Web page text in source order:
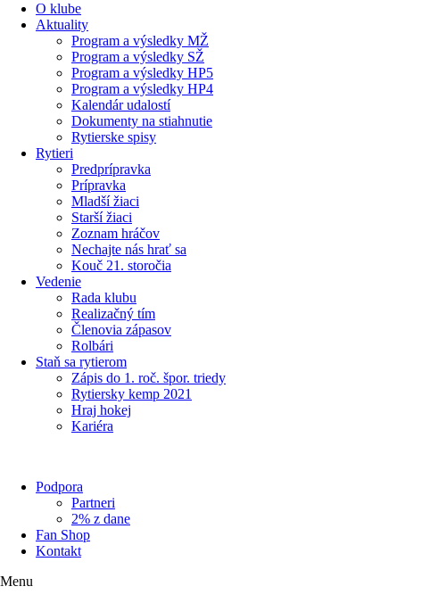
O klube
Aktuality
Program a výsledky MŽ
Program a výsledky SŽ
Program a výsledky HP5
Program a výsledky HP4
Kalendár udalostí
Dokumenty na stiahnutie
Rytierske spisy
Rytieri
Predprípravka
Prípravka
Mladší žiaci
Starší žiaci
Zoznam hráčov
Nechajte nás hrať sa
Kouč 21. storočia
Vedenie
Rada klubu
Realizačný tím
Členovia zápasov
Rolbári
Staň sa rytierom
Zápis do 1. roč. špor. triedy
Rytiersky kemp 2021
Hraj hokej
Kariéra
Podpora
Partneri
2% z dane
Fan Shop
Kontakt
Menu